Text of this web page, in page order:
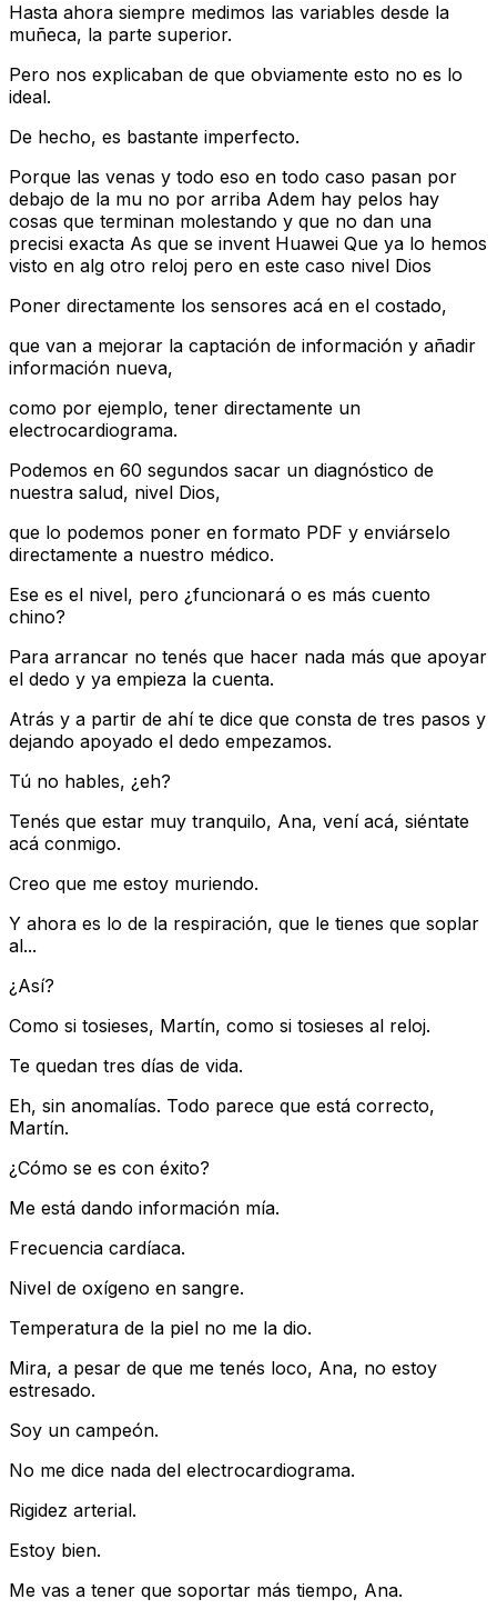
Hasta ahora siempre medimos las variables desde la
muñeca, la parte superior.
Pero nos explicaban de que obviamente esto no es lo
ideal.
De hecho, es bastante imperfecto.
Porque las venas y todo eso en todo caso pasan por
debajo de la mu no por arriba Adem hay pelos hay
cosas que terminan molestando y que no dan una
precisi exacta As que se invent Huawei Que ya lo hemos
visto en alg otro reloj pero en este caso nivel Dios
Poner directamente los sensores acá en el costado,
que van a mejorar la captación de información y añadir
información nueva,
como por ejemplo, tener directamente un
electrocardiograma.
Podemos en 60 segundos sacar un diagnóstico de
nuestra salud, nivel Dios,
que lo podemos poner en formato PDF y enviárselo
directamente a nuestro médico.
Ese es el nivel, pero ¿funcionará o es más cuento
chino?
Para arrancar no tenés que hacer nada más que apoyar
el dedo y ya empieza la cuenta.
Atrás y a partir de ahí te dice que consta de tres pasos y
dejando apoyado el dedo empezamos.
Tú no hables, ¿eh?
Tenés que estar muy tranquilo, Ana, vení acá, siéntate
acá conmigo.
Creo que me estoy muriendo.
Y ahora es lo de la respiración, que le tienes que soplar
al...
¿Así?
Como si tosieses, Martín, como si tosieses al reloj.
Te quedan tres días de vida.
Eh, sin anomalías. Todo parece que está correcto,
Martín.
¿Cómo se es con éxito?
Me está dando información mía.
Frecuencia cardíaca.
Nivel de oxígeno en sangre.
Temperatura de la piel no me la dio.
Mira, a pesar de que me tenés loco, Ana, no estoy
estresado.
Soy un campeón.
No me dice nada del electrocardiograma.
Rigidez arterial.
Estoy bien.
Me vas a tener que soportar más tiempo, Ana.